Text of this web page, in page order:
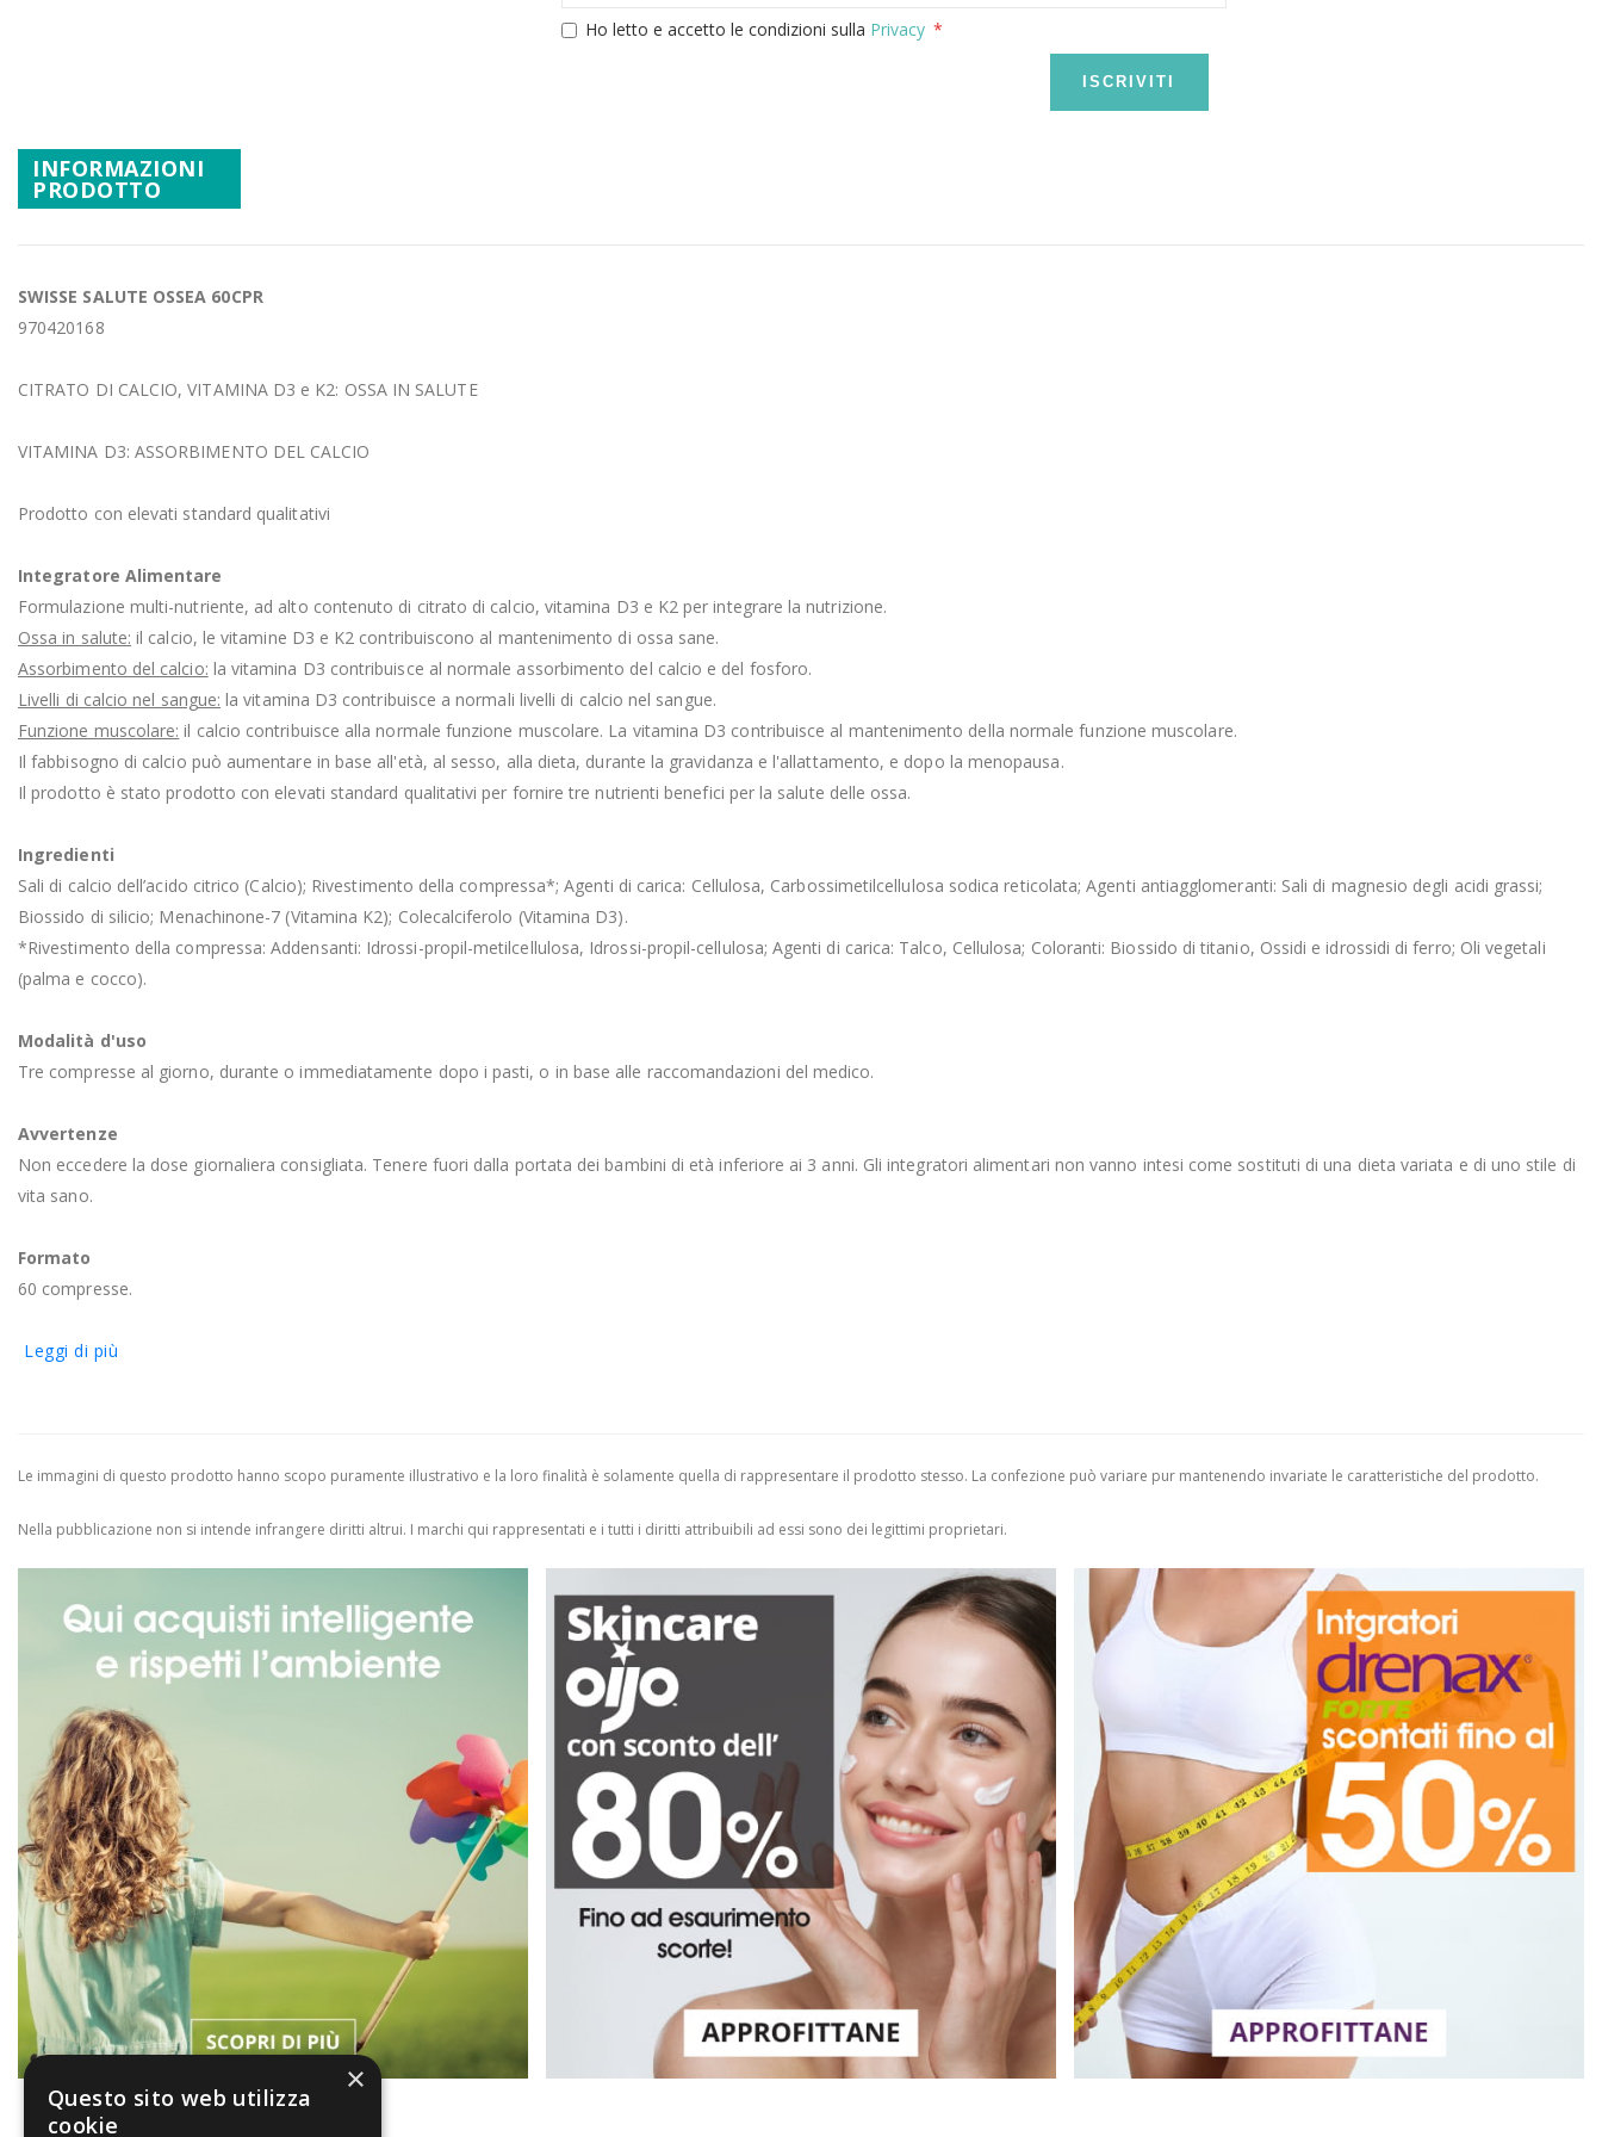
di
immagini
Ho letto e accetto le condizioni sulla Privacy
ISCRIVITI
INFORMAZIONI
PRODOTTO
SWISSE SALUTE OSSEA 60CPR
970420168
CITRATO DI CALCIO, VITAMINA D3 e K2: OSSA IN SALUTE
VITAMINA D3: ASSORBIMENTO DEL CALCIO
Prodotto con elevati standard qualitativi
Integratore Alimentare
Formulazione multi-nutriente, ad alto contenuto di citrato di calcio, vitamina D3 e K2 per integrare la nutrizione.
Ossa in salute: il calcio, le vitamine D3 e K2 contribuiscono al mantenimento di ossa sane.
Assorbimento del calcio: la vitamina D3 contribuisce al normale assorbimento del calcio e del fosforo.
Livelli di calcio nel sangue: la vitamina D3 contribuisce a normali livelli di calcio nel sangue.
Funzione muscolare: il calcio contribuisce alla normale funzione muscolare. La vitamina D3 contribuisce al mantenimento della normale funzione muscolare.
Il fabbisogno di calcio può aumentare in base all'età, al sesso, alla dieta, durante la gravidanza e l'allattamento, e dopo la menopausa.
Il prodotto è stato prodotto con elevati standard qualitativi per fornire tre nutrienti benefici per la salute delle ossa.
Ingredienti
Sali di calcio dell’acido citrico (Calcio); Rivestimento della compressa*; Agenti di carica: Cellulosa, Carbossimetilcellulosa sodica reticolata; Agenti antiagglomeranti: Sali di magnesio degli acidi grassi;
Biossido di silicio; Menachinone-7 (Vitamina K2); Colecalciferolo (Vitamina D3).
*Rivestimento della compressa: Addensanti: Idrossi-propil-metilcellulosa, Idrossi-propil-cellulosa; Agenti di carica: Talco, Cellulosa; Coloranti: Biossido di titanio, Ossidi e idrossidi di ferro; Oli vegetali
(palma e cocco).
Modalità d'uso
Tre compresse al giorno, durante o immediatamente dopo i pasti, o in base alle raccomandazioni del medico.
Avvertenze
Non eccedere la dose giornaliera consigliata. Tenere fuori dalla portata dei bambini di età inferiore ai 3 anni. Gli integratori alimentari non vanno intesi come sostituti di una dieta variata e di uno stile di
vita sano.
Formato
60 compresse.
Leggi di più
Le immagini di questo prodotto hanno scopo puramente illustrativo e la loro finalità è solamente quella di rappresentare il prodotto stesso. La confezione può variare pur mantenendo invariate le caratteristiche del prodotto.
Nella pubblicazione non si intende infrangere diritti altrui. I marchi qui rappresentati e i tutti i diritti attribuibili ad essi sono dei legittimi proprietari.
×
Questo sito web utilizza
cookie